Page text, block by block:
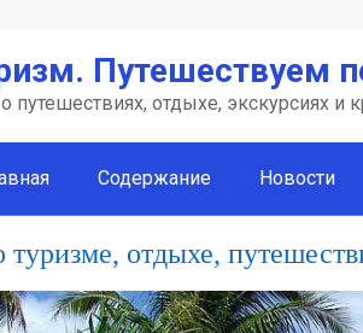
Путешествуем
путешествиях, отдыхе, экскурсиях и
Содержание Новости
туризме, отдыхе,